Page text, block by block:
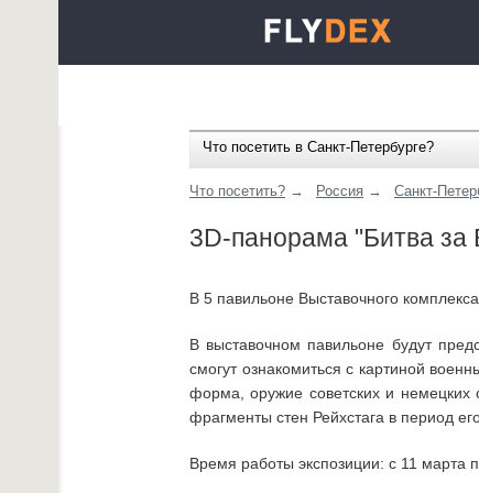
Что посетить в Санкт-Петербурге?
Что посетить? → Россия → Санкт-
3D-панорама "Битва за
В 5 павильоне Выставочного
В выставочном павильоне будут
смогут ознакомиться с картиной
форма, оружие советских и немецких
фрагменты стен Рейхстага в период
Время работы экспозиции: с 11 марта